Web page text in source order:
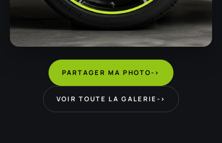
PARTAGER MA PHOTO->
VOIR TOUTE LA GALERIE ->